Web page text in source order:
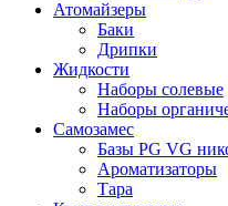
Атомайзеры
Баки
Дрипки
Жидкости
Наборы солевые
Наборы
Самозамес
Базы PG VG
Ароматизаторы
Тара